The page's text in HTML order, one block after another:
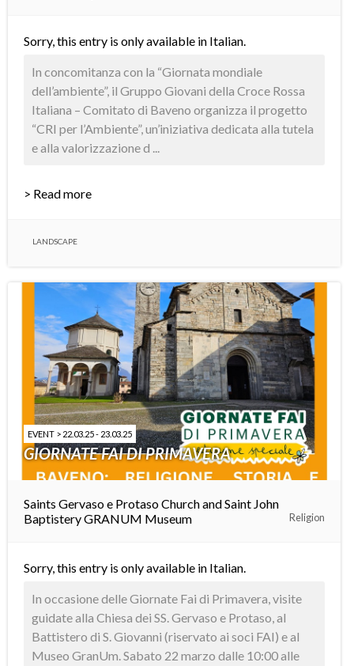
Sorry, this entry is only available in Italian.
In concomitanza con la “Giornata mondiale
dell’ambiente”, il Gruppo Giovani della Croce Rossa
Italiana – Comitato di Baveno organizza il progetto
“CRI per l’Ambiente”, un’iniziativa dedicata alla tutela
e alla valorizzazione d ...
> Read more
LANDSCAPE
EVENT > 22.03.25 - 23.03.25
GIORNATE FAI DI PRIMAVERA
Saints Gervaso e Protaso Church and Saint John
Baptistery
Religion
GRANUM Museum
Sorry, this entry is only available in Italian.
In occasione delle Giornate Fai di Primavera, visite
guidate alla Chiesa dei SS. Gervaso e Protaso, al
Battistero di S. Giovanni (riservato ai soci FAI) e al
Museo GranUm. Sabato 22 marzo dalle 10:00 alle